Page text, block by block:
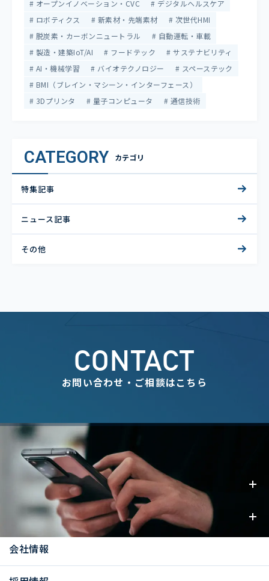
オープンイノベーション・CVC
デジタルヘルスケア
ロボティクス
新素材・先端素材
次世代HMI
脱炭素・カーボンニュートラル
自動運転・車載
製造・建築IoT/AI
フードテック
サステナビリティ
AI・機械学習
バイオテクノロジー
スペーステック
BMI（ブレイン・マシーン・インターフェース）
3Dプリンタ
量子コンピュータ 通信技術
CATEGORY カテゴリ
特集記事
ニュース記事
その他
CONTACT
お問い合わせ・ご相談はこちら
事業内容
お知らせ
会社情報